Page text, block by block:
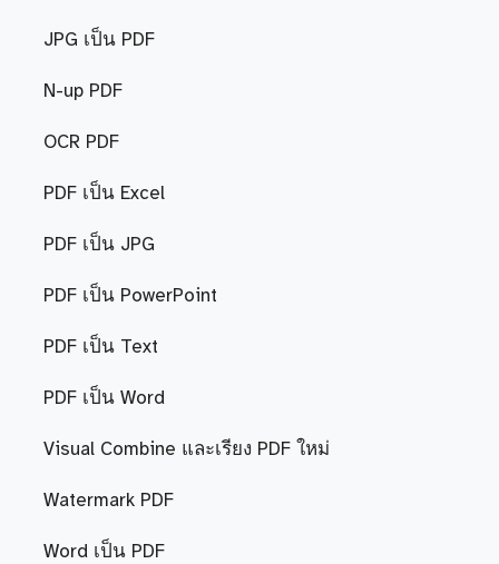
JPG เป็น PDF
N-up PDF
OCR PDF
PDF เป็น Excel
PDF เป็น JPG
PDF เป็น PowerPoint
PDF เป็น Text
PDF เป็น Word
Visual Combine และเรียง PDF ใหม่
Watermark PDF
Word เป็น PDF